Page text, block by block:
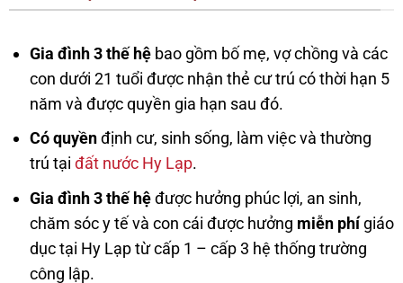
Gia đình 3 thế hệ bao gồm bố mẹ, vợ chồng và các
con dưới 21 tuổi được nhận thẻ cư trú có thời hạn 5
năm và được quyền gia hạn sau đó.
Có quyềnđịnh cư, sinh sống, làm việc và thường
trú tạiđất nước Hy Lạp.
Gia đình 3 thế hệđược hưởng phúc lợi, an sinh,
chăm sóc y tế và con cái được hưởng miễn phí giáo
dục tại Hy Lạp từ cấp 1 – cấp 3 hệ thống trường
công lập.